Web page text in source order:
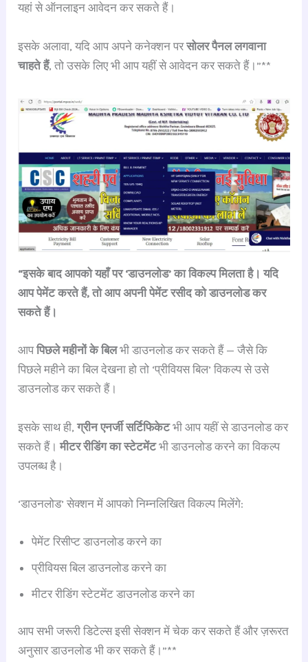
यहां से ऑनलाइन आवेदन कर सकते हैं।
इसके अलावा, यदि आप अपने कनेक्शन परसोलर पैनल लगवाना
चाहते हैं, तो उसके लिए भी आप यहीं से आवेदन कर सकते हैं।”**
“इसके बाद आपको यहाँ पर ‘डाउनलोड’ का विकल्प मिलता है। यदि
आप पेमेंट करते हैं, तो आप अपनी पेमेंट रसीद को डाउनलोड कर
सकते हैं।
आपपिछले महीनों के बिलभी डाउनलोड कर सकते हैं — जैसे कि
पिछले महीने का बिल देखना हो तो ‘प्रीवियस बिल’ विकल्प से उसे
डाउनलोड कर सकते हैं।
इसके साथ ही,ग्रीन एनर्जी सर्टिफिकेटभी आप यहीं से डाउनलोड कर
सकते हैं।मीटर रीडिंग का स्टेटमेंटभी डाउनलोड करने का विकल्प
उपलब्ध है।
‘डाउनलोड’ सेक्शन में आपको निम्नलिखित विकल्प मिलेंगे:
पेमेंट रिसीप्ट डाउनलोड करने का
प्रीवियस बिल डाउनलोड करने का
मीटर रीडिंग स्टेटमेंट डाउनलोड करने का
आप सभी जरूरी डिटेल्स इसी सेक्शन में चेक कर सकते हैं और ज़रूरत
अनुसार डाउनलोड भी कर सकते हैं।”**